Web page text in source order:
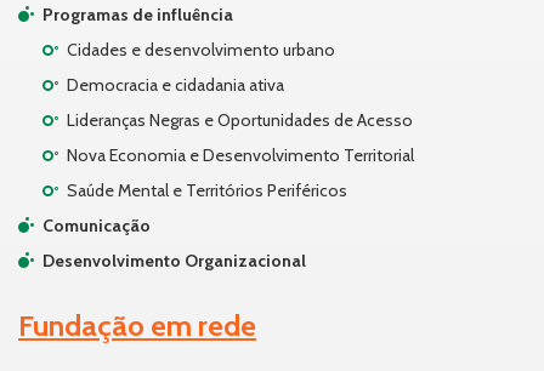
Programas de influência
Cidades e desenvolvimento urbano
Democracia e cidadania ativa
Lideranças Negras e Oportunidades de Acesso
Nova Economia e Desenvolvimento Territorial
Saúde Mental e Territórios Periféricos
Comunicação
Desenvolvimento Organizacional
Fundação em rede